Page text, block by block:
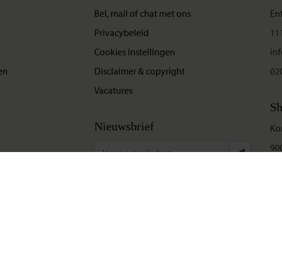
Bel, mail of chat met ons
Privacybeleid
Cookies instellingen
Disclaimer & copyright
Vacatures
Nieuwsbrief